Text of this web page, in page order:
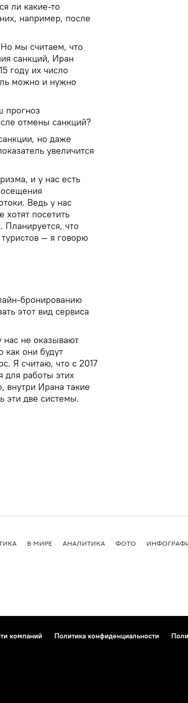
ли какие-то
например, после
мы считаем, что
санкций, Иран
году их число
можно и нужно
прогноз
отмены санкций?
но даже
увеличится
и у нас есть
Ведь у нас
посетить
Планируется, что
— я говорю
бронированию
этот вид сервиса
не оказывают
они будут
Я считаю, что с 2017
для работы этих
внутри Ирана такие
эти две системы.
В МИРЕ АНАЛИТИКА ФОТО
компаний Политика конфиденциальности